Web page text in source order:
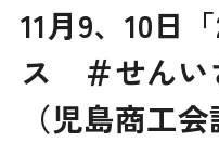
経営相談
11月9、10日
ス ＃せんい
（児島商工会